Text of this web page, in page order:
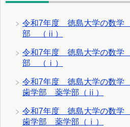
令和7年度 徳島大学の数
部 （ⅱ）
令和7年度 徳島大学の数
部 （ⅰ）
令和7年度 徳島大学の数
歯学部 薬学部（ⅱ）
令和7年度 徳島大学の数
歯学部 薬学部（ⅰ）